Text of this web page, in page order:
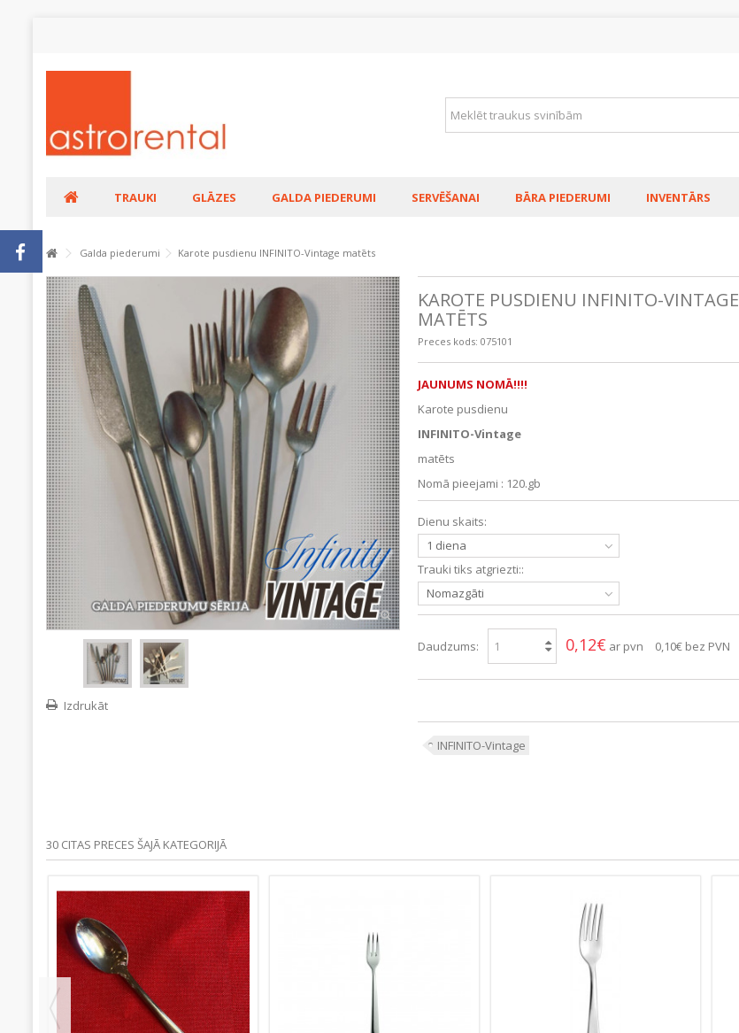
TRAUKI GLĀZES GALDA PIEDERUMI SERVĒŠANAI BĀRA PIEDERUMI INVENTĀRS
Galda piederumi Karote pusdienu INFINITO-Vintage matēts
Izdrukāt
KAROTE PUSDIENU INFINITO-VINTAGE
MATĒTS
Preces kods: 075101
JAUNUMS NOMĀ!!!!
Karote pusdienu
INFINITO-Vintage
matēts
Nomā pieejami : 120.gb
Dienu skaits:
1 diena
Trauki tiks atgriezti::
Nomazgāti
Daudzums: 0,12€ ar pvn 0,10€bez PVN
INFINITO-Vintage
30 CITAS PRECES ŠAJĀ KATEGORIJĀ